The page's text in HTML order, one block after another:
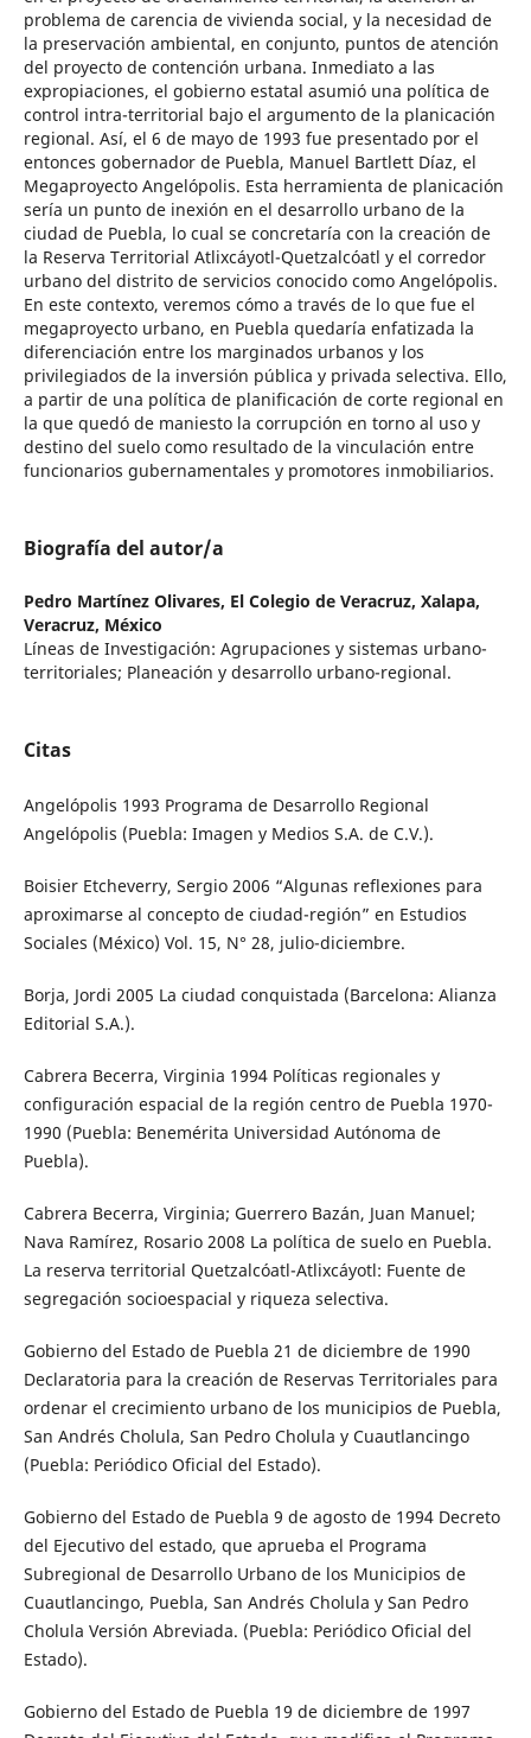
problema de carencia de vivienda social, y la necesidad de
la preservación ambiental, en conjunto, puntos de atención
del proyecto de contención urbana. Inmediato a las
expropiaciones, el gobierno estatal asumió una política de
control intra-territorial bajo el argumento de la planicación
regional. Así, el 6 de mayo de 1993 fue presentado por el
entonces gobernador de Puebla, Manuel Bartlett Díaz, el
Megaproyecto Angelópolis. Esta herramienta de planicación
sería un punto de inexión en el desarrollo urbano de la
ciudad de Puebla, lo cual se concretaría con la creación de
la Reserva Territorial Atlixcáyotl-Quetzalcóatl y el corredor
urbano del distrito de servicios conocido como Angelópolis.
En este contexto, veremos cómo a través de lo que fue el
megaproyecto urbano, en Puebla quedaría enfatizada la
diferenciación entre los marginados urbanos y los
privilegiados de la inversión pública y privada selectiva. Ello,
a partir de una política de planificación de corte regional en
la que quedó de maniesto la corrupción en torno al uso y
destino del suelo como resultado de la vinculación entre
funcionarios gubernamentales y promotores inmobiliarios.
Biografía del autor/a
Pedro Martínez Olivares, El Colegio de Veracruz, Xalapa,
Veracruz, México
Líneas de Investigación: Agrupaciones y sistemas urbano-
territoriales; Planeación y desarrollo urbano-regional.
Citas
Angelópolis 1993 Programa de Desarrollo Regional
Angelópolis (Puebla: Imagen y Medios S.A. de C.V.).
Boisier Etcheverry, Sergio 2006 “Algunas reflexiones para
aproximarse al concepto de ciudad-región” en Estudios
Sociales (México) Vol. 15, N° 28, julio-diciembre.
Borja, Jordi 2005 La ciudad conquistada (Barcelona: Alianza
Editorial S.A.).
Cabrera Becerra, Virginia 1994 Políticas regionales y
configuración espacial de la región centro de Puebla 1970-
1990 (Puebla: Benemérita Universidad Autónoma de
Puebla).
Cabrera Becerra, Virginia; Guerrero Bazán, Juan Manuel;
Nava Ramírez, Rosario 2008 La política de suelo en Puebla.
La reserva territorial Quetzalcóatl-Atlixcáyotl: Fuente de
segregación socioespacial y riqueza selectiva.
Gobierno del Estado de Puebla 21 de diciembre de 1990
Declaratoria para la creación de Reservas Territoriales para
ordenar el crecimiento urbano de los municipios de Puebla,
San Andrés Cholula, San Pedro Cholula y Cuautlancingo
(Puebla: Periódico Oficial del Estado).
Gobierno del Estado de Puebla 9 de agosto de 1994 Decreto
del Ejecutivo del estado, que aprueba el Programa
Subregional de Desarrollo Urbano de los Municipios de
Cuautlancingo, Puebla, San Andrés Cholula y San Pedro
Cholula Versión Abreviada. (Puebla: Periódico Oficial del
Estado).
Gobierno del Estado de Puebla 19 de diciembre de 1997